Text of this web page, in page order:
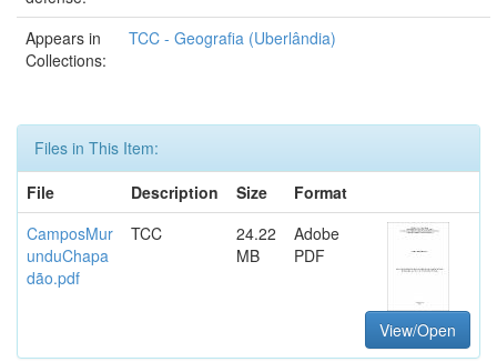
Appears in
Collections:
TCC - Geografia (Uberlândia)
Files in This Item:
File
Description Size
Format
CamposMur
unduChapa
dão.pdf
TCC
24.22
MB
Adobe
PDF
View/Open